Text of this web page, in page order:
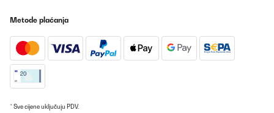
Der Klarstein Uhrenbeweger überzeugt mich rundum. Optisch
macht er mit der holzoptik Oberfläche, der Acryl‑Tür und der
dezenten blauen LED‑Beleuchtung richtig was her. Ideal, um seine
Automatikuhren auch stilvoll zu präsentieren.Er läuft sehr leise,
die 4 verschiedenen TPD‑Einstellungen (Umdrehungen pro Tag)
Die Uhren sitzen sicher in den Haltern und werden gleichmäßig
werde auch noch einen zweiten Kaufen, sobald ich eine weitere
Metode plaćanja
* Sve cijene uključuju PDV.